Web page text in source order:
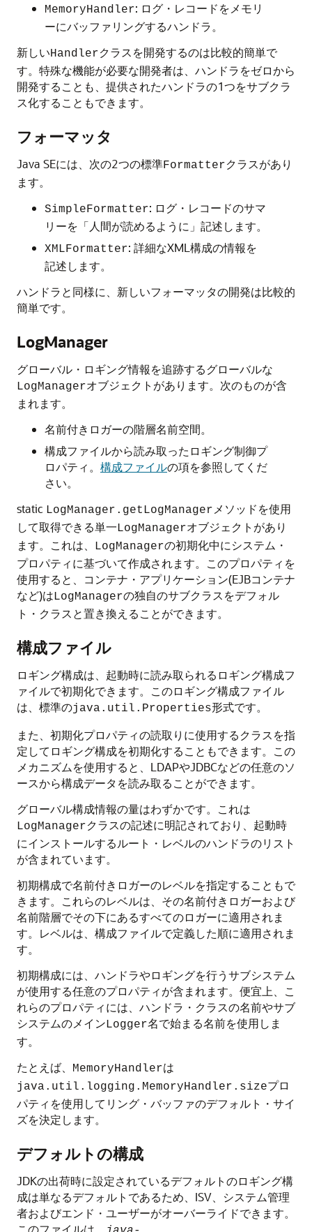
MemoryHandler: ログ・レコードをメモリ
ーにバッファリングするハンドラ。
新しいHandlerクラスを開発するのは比較的簡単で
す。特殊な機能が必要な開発者は、ハンドラをゼロから
開発することも、提供されたハンドラの1つをサブクラ
ス化することもできます。
フォーマッタ
Java SEには、次の2つの標準Formatterクラスがあり
ます。
SimpleFormatter: ログ・レコードのサマ
リーを「人間が読めるように」記述します。
XMLFormatter: 詳細なXML構成の情報を
記述します。
ハンドラと同様に、新しいフォーマッタの開発は比較的
簡単です。
LogManager
グローバル・ロギング情報を追跡するグローバルな
LogManagerオブジェクトがあります。次のものが含
まれます。
名前付きロガーの階層名前空間。
構成ファイルから読み取ったロギング制御プ
ロパティ。 構成ファイルの項を参照してくだ
さい。
static LogManager.getLogManagerメソッドを使用
して取得できる単一LogManagerオブジェクトがあり
ます。これは、
LogManagerの初期化中にシステム・
プロパティに基づいて作成されます。このプロパティを
使用すると、コンテナ・アプリケーション(EJBコンテナ
など)はLogManagerの独自のサブクラスをデフォル
ト・クラスと置き換えることができます。
構成ファイル
ロギング構成は、起動時に読み取られるロギング構成フ
ァイルで初期化できます。このロギング構成ファイル
は、標準のjava.util.Properties形式です。
また、初期化プロパティの読取りに使用するクラスを指
定してロギング構成を初期化することもできます。この
メカニズムを使用すると、LDAPやJDBCなどの任意のソ
ースから構成データを読み取ることができます。
グローバル構成情報の量はわずかです。これは
LogManagerクラスの記述に明記されており、起動時
にインストールするルート・レベルのハンドラのリスト
が含まれています。
初期構成で名前付きロガーのレベルを指定することもで
きます。これらのレベルは、その名前付きロガーおよび
名前階層でその下にあるすべてのロガーに適用されま
す。レベルは、構成ファイルで定義した順に適用されま
す。
初期構成には、ハンドラやロギングを行うサブシステム
が使用する任意のプロパティが含まれます。便宜上、こ
れらのプロパティには、ハンドラ・クラスの名前やサブ
システムのメインLogger名で始まる名前を使用しま
す。
たとえば、
MemoryHandlerは
java.util.logging.MemoryHandler.sizeプロ
パティを使用してリング・バッファのデフォルト・サイ
ズを決定します。
デフォルトの構成
JDKの出荷時に設定されているデフォルトのロギング構
成は単なるデフォルトであるため、ISV、システム管理
者およびエンド・ユーザーがオーバーライドできます。